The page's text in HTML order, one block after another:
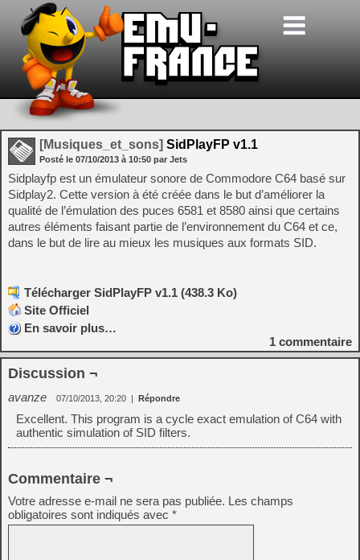
[Musiques_et_sons] SidPlayFP v1.1
Posté le 07/10/2013 à 10:50 par Jets
Sidplayfp est un émulateur sonore de Commodore C64 basé sur
Sidplay2. Cette version à été créée dans le but d’améliorer la
qualité de l’émulation des puces 6581 et 8580 ainsi que certains
autres éléments faisant partie de l’environnement du C64 et ce,
dans le but de lire au mieux les musiques aux formats SID.
Télécharger SidPlayFP v1.1 (438.3 Ko)
Site Officiel
En savoir plus…
1 commentaire
Discussion ¬
avanze 07/10/2013, 20:20 | Répondre
Excellent. This program is a cycle exact emulation of C64 with
authentic simulation of SID filters.
Commentaire ¬
Votre adresse e-mail ne sera pas publiée. Les champs
obligatoires sont indiqués avec *